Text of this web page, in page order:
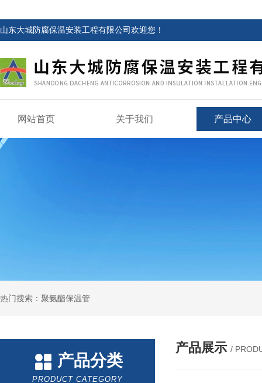
山东大城防腐保温安装工程有限公司欢迎您！
网站首页 关于我们 产品中心
热门搜索：聚氨酯保温管
产品分类
PRODUCT CATEGORY
产品展示 /